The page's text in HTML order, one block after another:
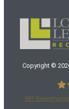
Copyright ©
981